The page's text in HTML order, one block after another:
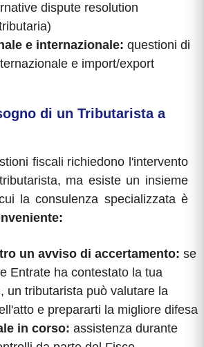
dispute resolution
e internazionale: questioni di
e import/export
di un Tributarista a
fiscali richiedono l'intervento
ma esiste un insieme
la consulenza specializzata è
un avviso di accertamento: se
Entrate ha contestato la tua
un tributarista può valutare la
e prepararti la migliore difesa
in corso: assistenza durante